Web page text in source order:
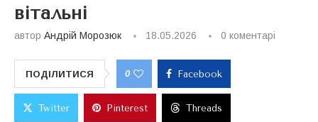
вітальні
автор Андрій Морозюк 18.05.2026 0 коментарі
ПОДІЛИТИСЯ 0 Facebook
Twitter Pinterest Threads